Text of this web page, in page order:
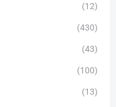
(12)
(430)
(43)
(100)
(13)